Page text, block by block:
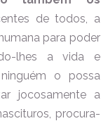
de todos, a
para poder
lhes a vida e
o possa
jocosamente a
procura-